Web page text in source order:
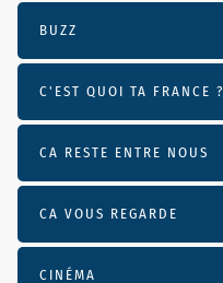
BUZZ
C'EST QUOI TA FRANCE ?
CA RESTE ENTRE NOUS
CA VOUS REGARDE
CINÉMA